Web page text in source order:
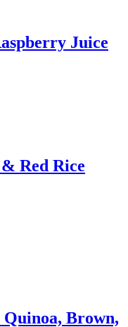
Juice
Red Rice
Quinoa, Brown,